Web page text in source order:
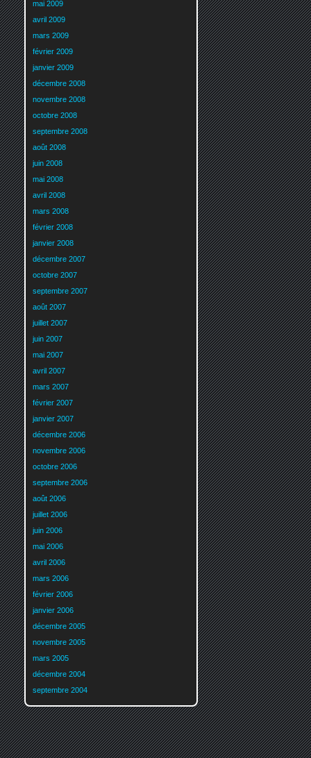
mai 2009
avril 2009
mars 2009
février 2009
janvier 2009
décembre 2008
novembre 2008
octobre 2008
septembre 2008
août 2008
juin 2008
mai 2008
avril 2008
mars 2008
février 2008
janvier 2008
décembre 2007
octobre 2007
septembre 2007
août 2007
juillet 2007
juin 2007
mai 2007
avril 2007
mars 2007
février 2007
janvier 2007
décembre 2006
novembre 2006
octobre 2006
septembre 2006
août 2006
juillet 2006
juin 2006
mai 2006
avril 2006
mars 2006
février 2006
janvier 2006
décembre 2005
novembre 2005
mars 2005
décembre 2004
septembre 2004